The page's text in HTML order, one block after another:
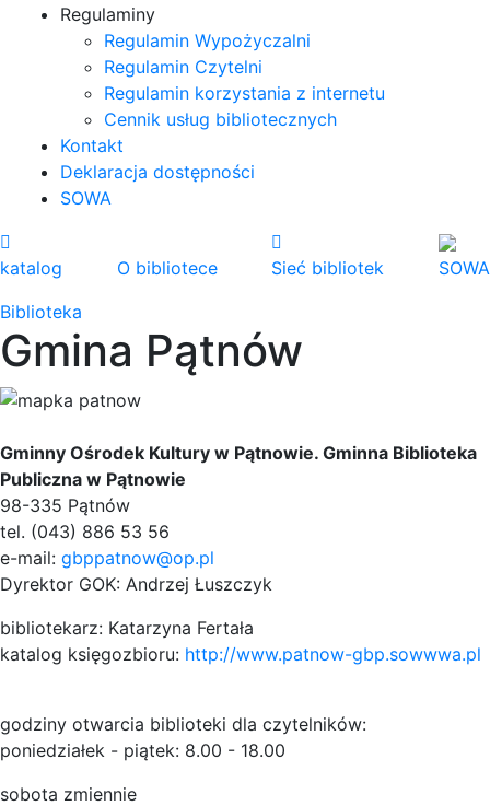
Regulaminy
Regulamin Wypożyczalni
Regulamin Czytelni
Regulamin korzystania z internetu
Cennik usług bibliotecznych
Kontakt
Deklaracja dostępności
SOWA
katalog O bibliotece Sieć bibliotek
SOWA
Biblioteka
Gmina Pątnów
Gminny Ośrodek Kultury w Pątnowie. Gminna Biblioteka
Publiczna w Pątnowie
98-335 Pątnów
tel. (043) 886 53 56
e-mail: gbppatnow@op.pl
Dyrektor GOK: Andrzej Łuszczyk
bibliotekarz: Katarzyna Fertała
katalog księgozbioru: http://www.patnow-gbp.sowwwa.pl
godziny otwarcia biblioteki dla czytelników:
poniedziałek - piątek: 8.00 - 18.00
sobota zmiennie